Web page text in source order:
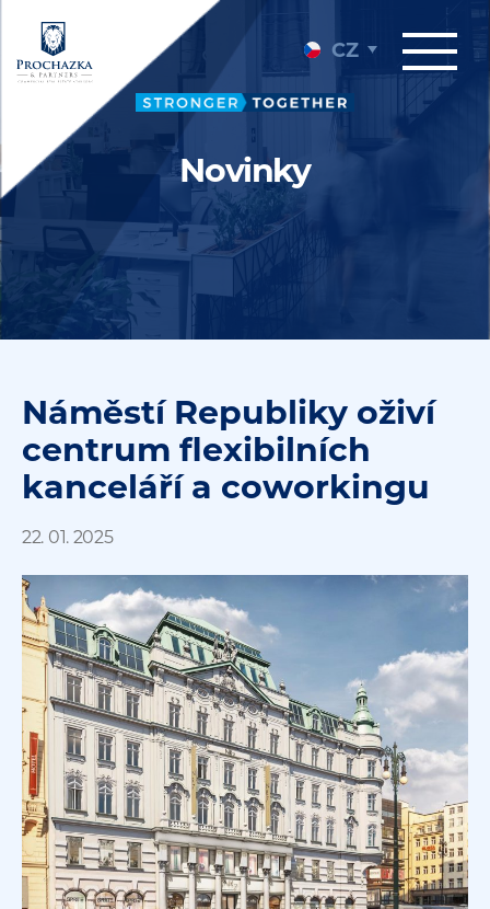
CZ
Novinky
Náměstí Republiky oživí
centrum flexibilních
kanceláří a coworkingu
22. 01. 2025